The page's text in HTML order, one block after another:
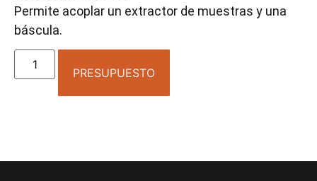
Permite acoplar un extractor de muestras y una
báscula.
PRESUPUESTO